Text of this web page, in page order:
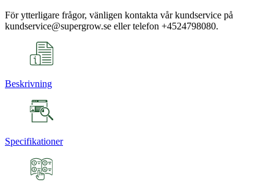
För ytterligare frågor, vänligen kontakta vår kundservice på
kundservice@supergrow.se eller telefon +4524798080.
Beskrivning
Specifikationer